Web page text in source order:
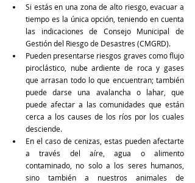
Si estás en una zona de alto riesgo, evacuar a
tiempo es la única opción, teniendo en cuenta
las indicaciones de Consejo Municipal de
Gestión del Riesgo de Desastres (CMGRD).
Pueden presentarse riesgos graves como flujo
piroclástico, nube ardiente de roca y gases
que arrasan todo lo que encuentran; también
puede darse una avalancha o lahar, que
puede afectar a las comunidades que están
cerca a los causes de los ríos por los cuales
desciende.
En el caso de cenizas, estas pueden afectarte
a través del aíre, agua o alimento
contaminado, no solo a los seres humanos,
sino también a nuestros animales de